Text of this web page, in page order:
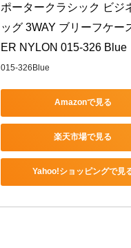
ポータークラシック ビジ
ッグ 3WAY ブリーフケー
ER NYLON 015-326 Blue
015-326Blue
Amazonで見る
楽天市場で見る
Yahoo!ショッピングで見